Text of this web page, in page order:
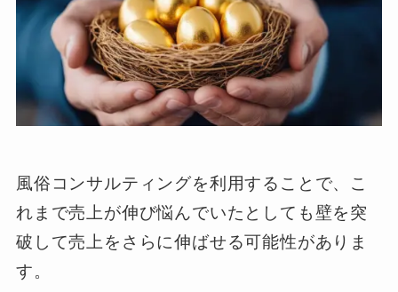
風俗コンサルティングを利用することで、こ
れまで売上が伸び悩んでいたとしても壁を突
破して売上をさらに伸ばせる可能性がありま
す。